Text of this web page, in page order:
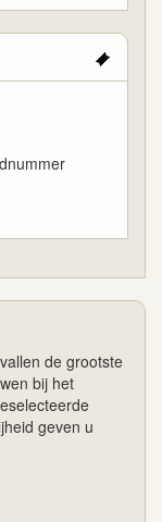
de grootste
bij het
geven u